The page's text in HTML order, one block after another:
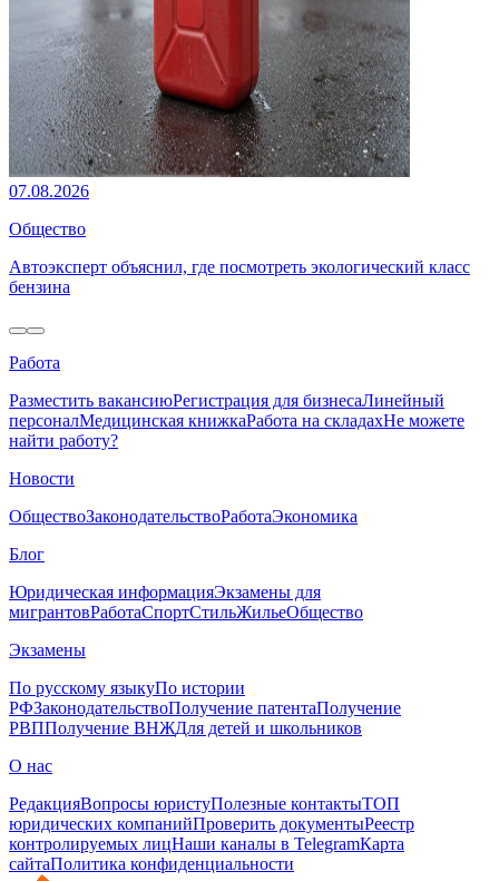
07.08.2026
Общество
Автоэксперт объяснил, где посмотреть экологический класс
бензина
Работа
Разместить вакансиюРегистрация для бизнесаЛинейный
персоналМедицинская книжкаРабота на складахНе можете
найти работу?
Новости
ОбществоЗаконодательствоРаботаЭкономика
Блог
Юридическая информацияЭкзамены для
мигрантовРаботаСпортСтильЖильеОбщество
Экзамены
По русскому языкуПо истории
РФЗаконодательствоПолучение патентаПолучение
РВППолучение ВНЖДля детей и школьников
О нас
РедакцияВопросы юристуПолезные контактыТОП
юридических компанийПроверить документыРеестр
контролируемых лицНаши каналы в TelegramКарта
сайтаПолитика конфиденциальности